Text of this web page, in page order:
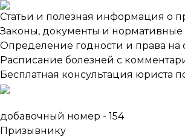
Анна
Дежурный юрист сайта
Я дежурный юрист сайта,
Статьи и полезная информация о
Законы, документы и нормативные
Определение годности и права на
Расписание болезней с
Бесплатная консультация юриста
добавочный номер - 154
Призывнику